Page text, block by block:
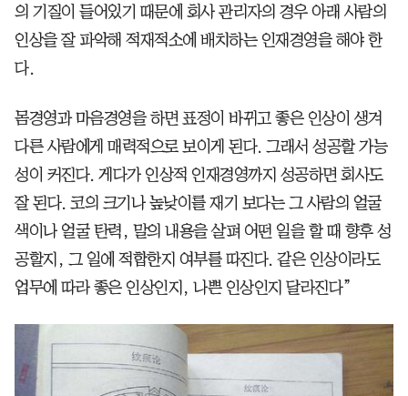
의 기질이 들어있기 때문에 회사 관리자의 경우 아래 사람의
인상을 잘 파악해 적재적소에 배치하는 인재경영을 해야 한
다.
몸경영과 마음경영을 하면 표정이 바뀌고 좋은 인상이 생겨
다른 사람에게 매력적으로 보이게 된다. 그래서 성공할 가능
성이 커진다. 게다가 인상적 인재경영까지 성공하면 회사도
잘 된다. 코의 크기나 높낮이를 재기 보다는 그 사람의 얼굴
색이나 얼굴 탄력, 말의 내용을 살펴 어떤 일을 할 때 향후 성
공할지, 그 일에 적합한지 여부를 따진다. 같은 인상이라도
업무에 따라 좋은 인상인지, 나쁜 인상인지 달라진다”